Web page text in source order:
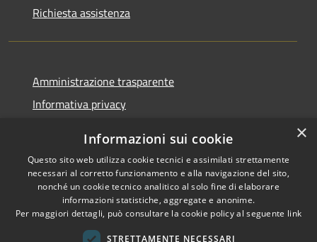
Richiesta assistenza
Amministrazione trasparente
Informativa privacy
Dichiarazione di accessibilità
RSS
Copyright © 2026 • Comune di
Sant'Arsenio • Powered by
×
Informazioni sui cookie
Questo sito web utilizza cookie tecnici e assimilati strettamente
necessari al corretto funzionamento e alla navigazione del sito,
nonché un cookie tecnico analitico al solo fine di elaborare
informazioni statistiche, aggregate e anonime.
Per maggiori dettagli, può consultare la cookie policy al seguente link
STRETTAMENTE NECESSARI